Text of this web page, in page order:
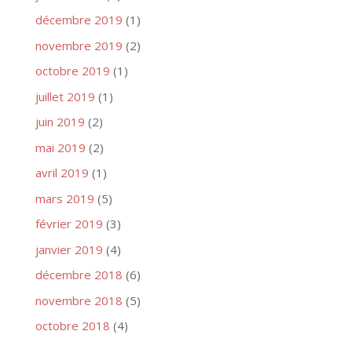
décembre 2019 (1)
novembre 2019 (2)
octobre 2019 (1)
juillet 2019 (1)
juin 2019 (2)
mai 2019 (2)
avril 2019 (1)
mars 2019 (5)
février 2019 (3)
janvier 2019 (4)
décembre 2018 (6)
novembre 2018 (5)
octobre 2018 (4)